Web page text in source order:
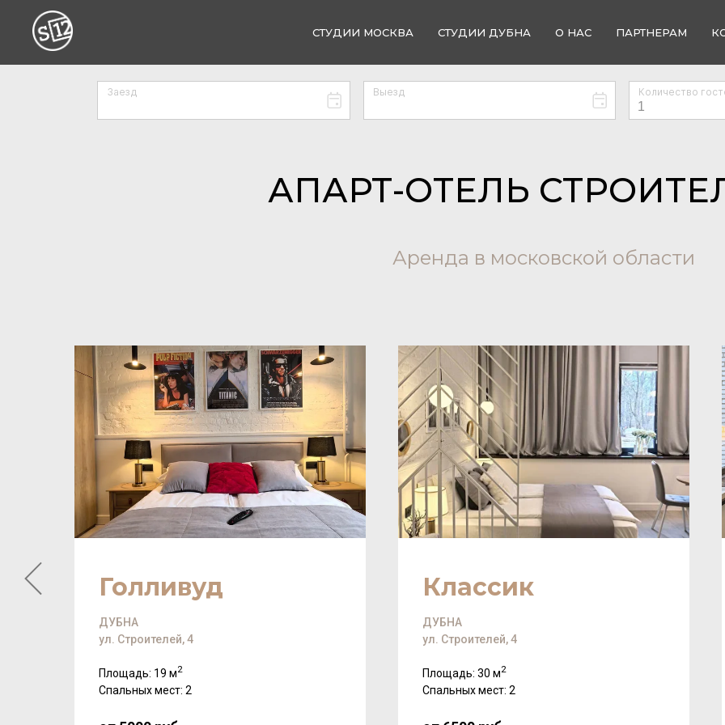
СТУДИИ МОСКВА СТУДИИ ДУБНА О НАС ПАРТНЕРАМ
АПАРТ-ОТЕЛЬ
Аренда в московской области
Голливуд
ДУБНА
ул. Строителей, 4
Площадь: 19 м2
Спальных мест: 2
Классик
ДУБНА
ул. Строителей, 4
Площадь: 30 м2
Спальных мест: 2